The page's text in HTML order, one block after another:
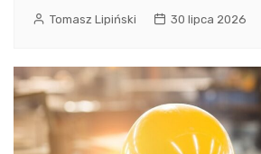
Tomasz Lipiński 30 lipca 2026